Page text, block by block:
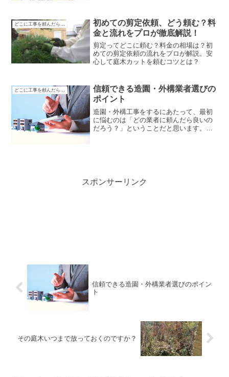
どこに工事を頼んだらいいのか分からない
初めての剪定依頼、どう頼む？料
金と流れをプロが徹底解説！
剪定ってどこに頼む？料金の相場は？初
めての剪定依頼の流れをプロが解説。安
心して庭木カットを頼むコツとは？
どこに工事を頼んだらいいのか分からない
信頼できる造園・外構業者選びの
ポイント
造園・外構工事をするにあたって、最初
に悩むのは「どの業者に頼んだら良いの
だろう？」ということだと思います。
スポンサーリンク
信頼できる造園・外構業者選びのポイン
ト
その庭木いつまで放っておくのですか？